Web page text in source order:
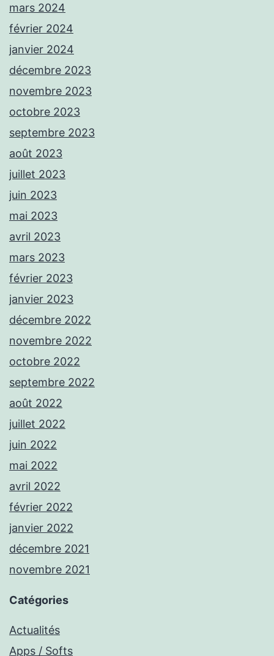
mars 2024
février 2024
janvier 2024
décembre 2023
novembre 2023
octobre 2023
septembre 2023
août 2023
juillet 2023
juin 2023
mai 2023
avril 2023
mars 2023
février 2023
janvier 2023
décembre 2022
novembre 2022
octobre 2022
septembre 2022
août 2022
juillet 2022
juin 2022
mai 2022
avril 2022
février 2022
janvier 2022
décembre 2021
novembre 2021
Catégories
Actualités
Apps / Softs